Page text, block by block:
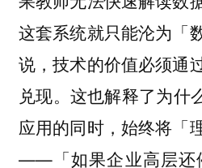
这套系统就只能沦为「
说，技术的价值必须通
兑现。这也解释了为什
应用的同时，始终将「
——「如果企业高层还